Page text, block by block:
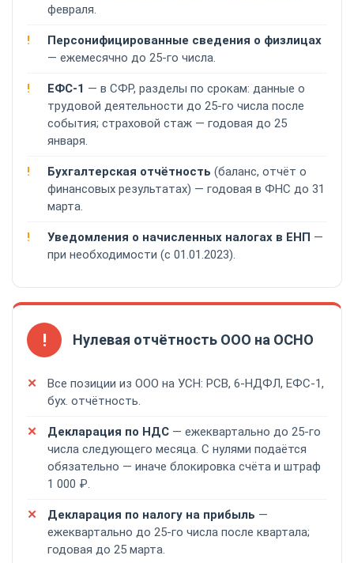
февраля.
Персонифицированные сведения о физлицах
— ежемесячно до 25-го числа.
ЕФС-1 — в СФР, разделы по срокам: данные о
трудовой деятельности до 25-го числа после
события; страховой стаж — годовая до 25
января.
Бухгалтерская отчётность (баланс, отчёт о
финансовых результатах) — годовая в ФНС до 31
марта.
Уведомления о начисленных налогах в ЕНП —
при необходимости (с 01.01.2023).
! Нулевая отчётность ООО на ОСНО
Все позиции из ООО на УСН: РСВ, 6-НДФЛ, ЕФС-1,
бух. отчётность.
Декларация по НДС — ежеквартально до 25-го
числа следующего месяца. С нулями подаётся
обязательно — иначе блокировка счёта и штраф
1 000 ₽.
Декларация по налогу на прибыль —
ежеквартально до 25-го числа после квартала;
годовая до 25 марта.